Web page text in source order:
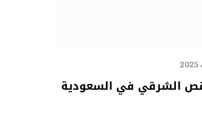
الشرقي في السعودية